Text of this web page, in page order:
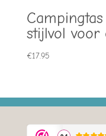
stijlvol voor
€17.95